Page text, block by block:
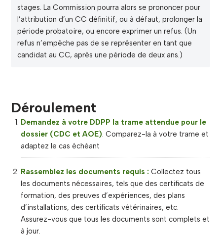
stages. La Commission pourra alors se prononcer pour
l’attribution d’un CC définitif, ou à défaut, prolonger la
période probatoire, ou encore exprimer un refus. (Un
refus n’empêche pas de se représenter en tant que
candidat au CC, après une période de deux ans.)
Déroulement
Demandez à votre DDPP la trame attendue pour le
dossier (CDC et AOE). Comparez-la à votre trame et
adaptez le cas échéant
Rassemblez les documents requis : Collectez tous
les documents nécessaires, tels que des certificats de
formation, des preuves d’expériences, des plans
d’installations, des certificats vétérinaires, etc.
Assurez-vous que tous les documents sont complets et
à jour.